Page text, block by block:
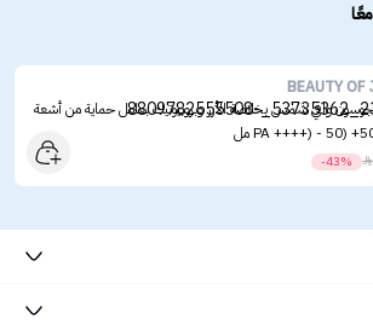
BEAUTY OF
واقي شمس بخلاصة الأرز وبروبيوتيك بعامل حماية من أشعة

-43%